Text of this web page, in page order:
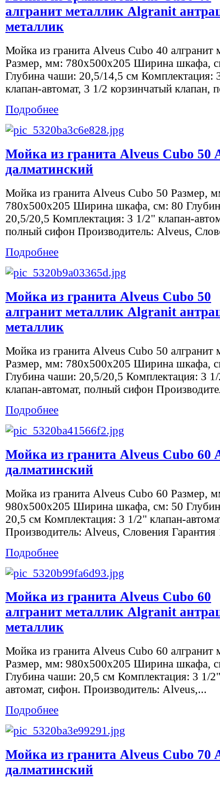
алгранит металлик Algranit
металлик
Мойка из гранита Alveus Cubo 40 алгранит
Размер, мм: 780x500х205 Ширина шкафа,
Глубина чаши: 20,5/14,5 см Комплектация:
клапан-автомат, 3 1/2 корзинчатый клапан,
Подробнее
Мойка из гранита Alveus Cubo 50
далматинский
Мойка из гранита Alveus Cubo 50 Размер,
780x500х205 Ширина шкафа, см: 80
20,5/20,5 Комплектация: 3 1/2" клапан-
полный сифон Производитель: Alveus,
Подробнее
Мойка из гранита Alveus Cubo 50
алгранит металлик Algranit
металлик
Мойка из гранита Alveus Cubo 50 алгранит
Размер, мм: 780x500х205 Ширина шкафа,
Глубина чаши: 20,5/20,5 Комплектация: 3
клапан-автомат, полный сифон
Подробнее
Мойка из гранита Alveus Cubo 60
далматинский
Мойка из гранита Alveus Cubo 60 Размер,
980x500х205 Ширина шкафа, см: 50
20,5 см Комплектация: 3 1/2" клапан-
Производитель: Alveus, Словения Гарантия
Подробнее
Мойка из гранита Alveus Cubo 60
алгранит металлик Algranit
металлик
Мойка из гранита Alveus Cubo 60 алгранит
Размер, мм: 980x500х205 Ширина шкафа,
Глубина чаши: 20,5 см Комплектация: 3 1/
автомат, сифон. Производитель: Alveus,...
Подробнее
Мойка из гранита Alveus Cubo 70
далматинский